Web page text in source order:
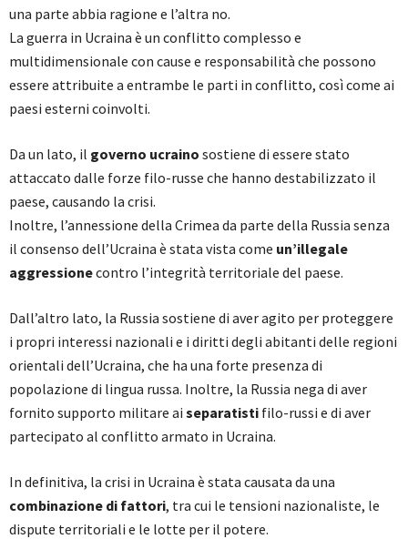
una parte abbia ragione e l’altra no.
La guerra in Ucraina è un conflitto complesso e
multidimensionale con cause e responsabilità che possono
essere attribuite a entrambe le parti in conflitto, così come ai
paesi esterni coinvolti.
Da un lato, il governo ucraino sostiene di essere stato
attaccato dalle forze filo-russe che hanno destabilizzato il
paese, causando la crisi.
Inoltre, l’annessione della Crimea da parte della Russia senza
il consenso dell’Ucraina è stata vista come un’illegale
aggressionecontro l’integrità territoriale del paese.
Dall’altro lato, la Russia sostiene di aver agito per proteggere
i propri interessi nazionali e i diritti degli abitanti delle regioni
orientali dell’Ucraina, che ha una forte presenza di
popolazione di lingua russa. Inoltre, la Russia nega di aver
fornito supporto militare ai separatisti filo-russi e di aver
partecipato al conflitto armato in Ucraina.
In definitiva, la crisi in Ucraina è stata causata da una
combinazione di fattori, tra cui le tensioni nazionaliste, le
dispute territoriali e le lotte per il potere.